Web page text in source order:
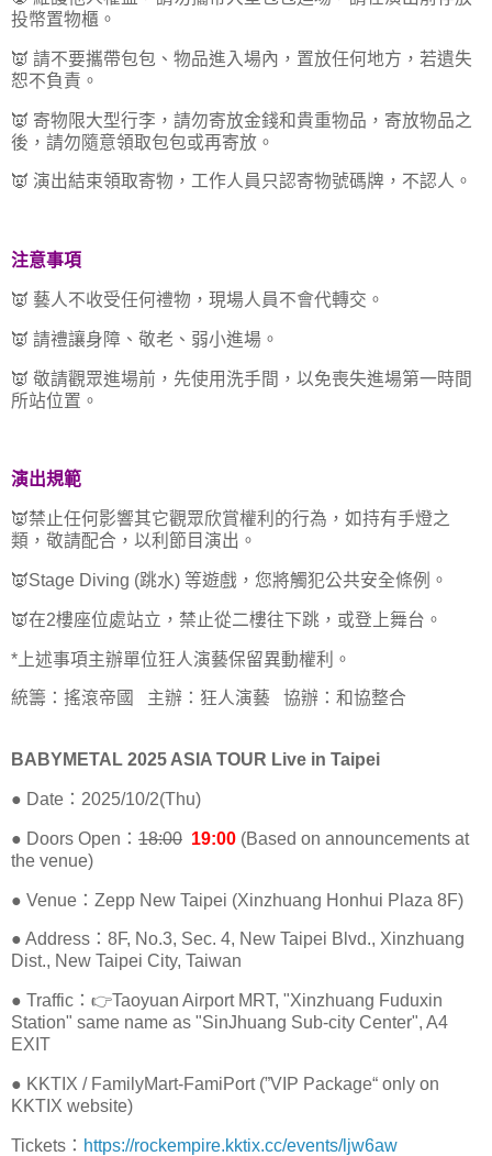
投幣置物櫃。
👿 請不要攜帶包包、物品進入場內，置放任何地方，若遺失
恕不負責。
👿 寄物限大型行李，請勿寄放金錢和貴重物品，寄放物品之
後，請勿隨意領取包包或再寄放。
👿 演出結束領取寄物，工作人員只認寄物號碼牌，不認人。
注意事項
👿 藝人不收受任何禮物，現場人員不會代轉交。
👿 請禮讓身障、敬老、弱小進場。
👿 敬請觀眾進場前，先使用洗手間，以免喪失進場第一時間
所站位置。
演出規範
👿禁止任何影響其它觀眾欣賞權利的行為，如持有手燈之
類，敬請配合，以利節目演出。
👿Stage Diving (跳水) 等遊戲，您將觸犯公共安全條例。
👿在2樓座位處站立，禁止從二樓往下跳，或登上舞台。
*上述事項主辦單位狂人演藝保留異動權利。
統籌：搖滾帝國 主辦：狂人演藝 協辦：和協整合
BABYMETAL 2025 ASIA TOUR Live in Taipei
● Date：2025/10/2(Thu)
● Doors Open： 18:00 19:00 (Based on announcements at
the venue)
● Venue：Zepp New Taipei (Xinzhuang Honhui Plaza 8F)
● Address：8F, No.3, Sec. 4, New Taipei Blvd., Xinzhuang
Dist., New Taipei City, Taiwan
● Traffic：👉Taoyuan Airport MRT, "Xinzhuang Fuduxin
Station" same name as "SinJhuang Sub-city Center", A4
EXIT
● KKTIX / FamilyMart-FamiPort (”VIP Package“ only on
KKTIX website)
Tickets： https://rockempire.kktix.cc/events/ljw6aw